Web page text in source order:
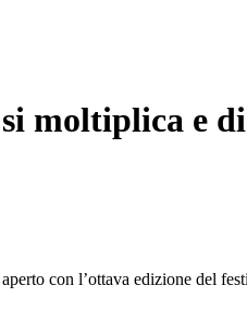
moltiplica e
con l’ottava edizione del